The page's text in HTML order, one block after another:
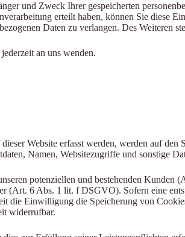
und Zweck Ihrer gespeicherten
erteilt haben, können Sie diese
Daten zu verlangen. Des Weiteren
an uns wenden.
Website erfasst werden, werden auf
Namen, Websitezugriffe und sonstige
potenziellen und bestehenden
(Art. 6 Abs. 1 lit. f DSGVO). Sofern eine
Einwilligung die Speicherung von
widerrufbar.